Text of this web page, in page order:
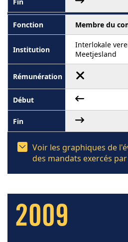
Membre du
Interlokale
Meetjesland
Voir les graphiques de
des mandats exercés
2009